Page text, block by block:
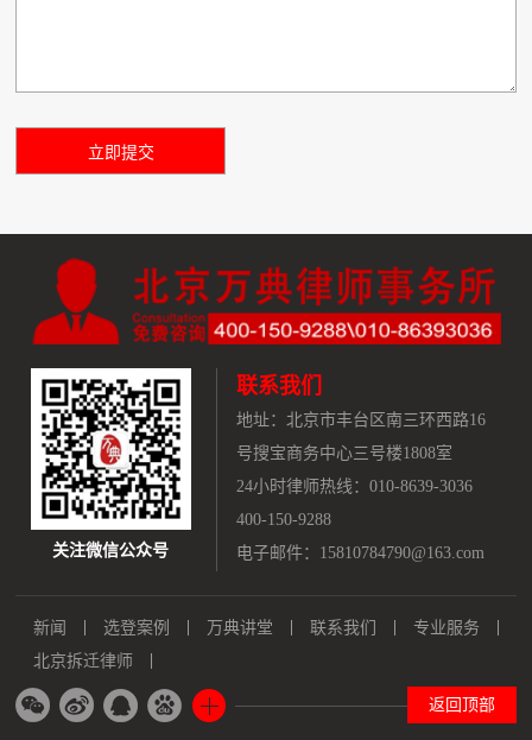
关注微信公众号
联系我们
地址： 北京市丰台区南三环西路16
号搜宝商务中心三号楼1808室
24小时律师热线：010-8639-3036
400-150-9288
电子邮件：15810784790@163.com
新闻 选登案例 万典讲堂 联系我们
专业服务
北京拆迁律师
返回顶部